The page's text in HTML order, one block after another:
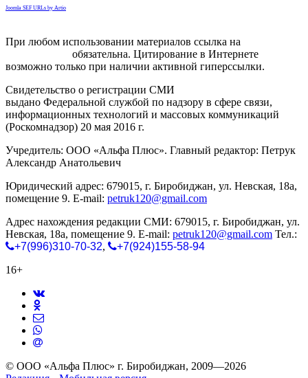
Joomla SEF URLs by Artio
При любом использовании материалов ссылка на
обязательна. Цитирование в Интернете
возможно только при наличии активной гиперссылки.
Свидетельство о регистрации СМИ
выдано Федеральной службой по надзору в сфере связи,
информационных технологий и массовых коммуникаций
(Роскомнадзор) 20 мая 2016 г.
Учредитель: ООО «Альфа Плюс». Главный редактор: Петрук
Александр Анатольевич
Юридический адрес: 679015, г. Биробиджан, ул. Невская, 18а,
помещение 9. E-mail: petruk120@gmail.com
Адрес нахождения редакции СМИ: 679015, г. Биробиджан, ул.
Невская, 18а, помещение 9. E-mail: petruk120@gmail.com Тел.:
+7(996)310-70-32,
+7(924)155-58-94
16+
© ООО «Альфа Плюс» г. Биробиджан, 2009—2026